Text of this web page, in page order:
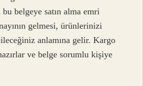
belgeye satın alma emri
gelmesi, ürünlerinizi
anlamına gelir. Kargo
ve belge sorumlu kişiye